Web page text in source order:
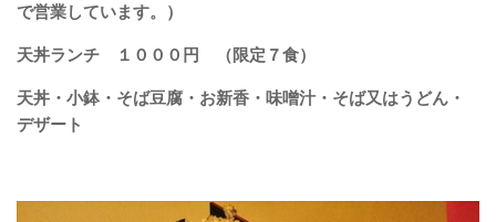
で営業しています。）
天丼ランチ １０００円 （限定７食）
天丼・小鉢・そば豆腐・お新香・味噌汁・そば又はうどん・
デザート